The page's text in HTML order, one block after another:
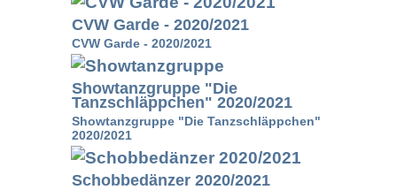
CVW Garde - 2020/2021
CVW Garde - 2020/2021
Showtanzgruppe "Die
Tanzschläppchen" 2020/2021
Showtanzgruppe "Die Tanzschläppchen"
2020/2021
Schobbedänzer 2020/2021